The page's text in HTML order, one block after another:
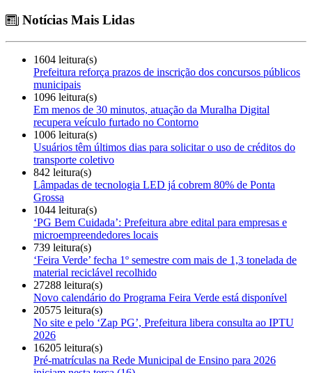
Notícias Mais Lidas
1604 leitura(s)
Prefeitura reforça prazos de inscrição dos concursos públicos
municipais
1096 leitura(s)
Em menos de 30 minutos, atuação da Muralha Digital
recupera veículo furtado no Contorno
1006 leitura(s)
Usuários têm últimos dias para solicitar o uso de créditos do
transporte coletivo
842 leitura(s)
Lâmpadas de tecnologia LED já cobrem 80% de Ponta
Grossa
1044 leitura(s)
‘PG Bem Cuidada’: Prefeitura abre edital para empresas e
microempreendedores locais
739 leitura(s)
‘Feira Verde’ fecha 1º semestre com mais de 1,3 tonelada de
material reciclável recolhido
27288 leitura(s)
Novo calendário do Programa Feira Verde está disponível
20575 leitura(s)
No site e pelo ‘Zap PG’, Prefeitura libera consulta ao IPTU
2026
16205 leitura(s)
Pré-matrículas na Rede Municipal de Ensino para 2026